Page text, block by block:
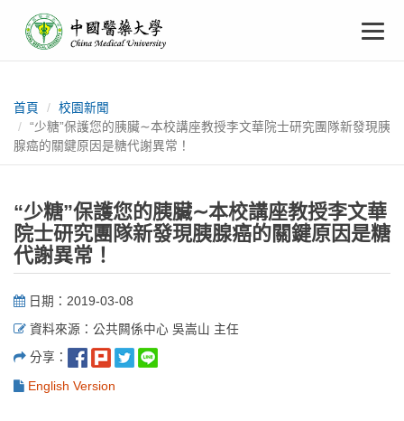
要
中
國
醫
藥
大
學
首頁
校園新聞
“少糖”保護您的胰臟∼本校講座教授李文華院士研究團隊新發現胰
腺癌的關鍵原因是糖代謝異常！
“少糖”保護您的胰臟∼本校講座教授李文華
院士研究團隊新發現胰腺癌的關鍵原因是糖
代謝異常！
日期：2019-03-08
資料來源：公共闗係中心 吳嵩山 主任
分享：
English Version